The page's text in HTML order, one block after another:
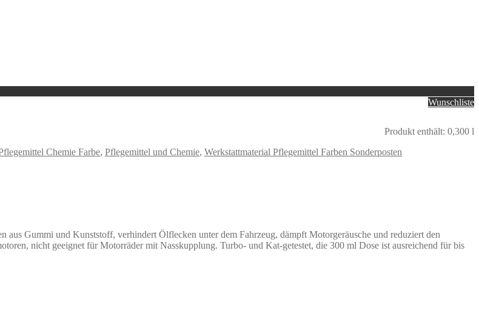
Wunschliste
Produkt enthält: 0,300 l
Chemie Farbe, Pflegemittel und Chemie, Werkstattmaterial Pflegemittel Farben Sonderposten
Gummi und Kunststoff, verhindert Ölflecken unter dem Fahrzeug, dämpft Motorgeräusche und reduziert den
nicht geeignet für Motorräder mit Nasskupplung. Turbo- und Kat-getestet, die 300 ml Dose ist ausreichend für bis